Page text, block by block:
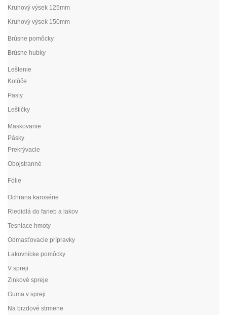
Kruhový výsek 125mm
Kruhový výsek 150mm
Brúsne pomôcky
Brúsne hubky
Leštenie
Kotúče
Pasty
Leštičky
Maskovanie
Pásky
Prekrývacie
Obojstranné
Fólie
Ochrana karosérie
Riedidlá do farieb a lakov
Tesniace hmoty
Odmasťovacie prípravky
Lakovnícke pomôcky
V spreji
Zinkové spreje
Guma v spreji
Na brzdové strmene